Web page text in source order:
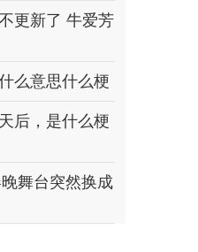
更新了 牛爱芳
么意思什么梗
后，是什么梗
舞台突然换成